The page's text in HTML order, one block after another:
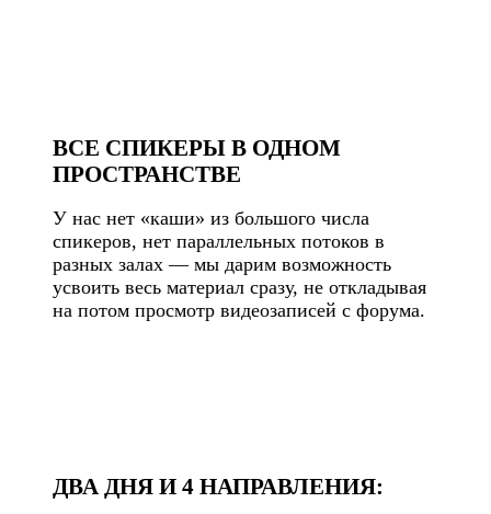
ВСЕ СПИКЕРЫ В ОДНОМ
ПРОСТРАНСТВЕ
У нас нет «каши» из большого числа
спикеров, нет параллельных потоков в
разных залах — мы дарим возможность
усвоить весь материал сразу, не откладывая
на потом просмотр видеозаписей с форума.
ДВА ДНЯ И 4 НАПРАВЛЕНИЯ: